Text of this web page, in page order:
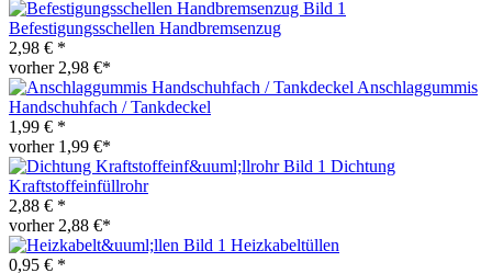
Befestigungsschellen Handbremsenzug
2,98 € *
vorher 2,98 €*
Anschlaggummis
Handschuhfach / Tankdeckel
1,99 € *
vorher 1,99 €*
Dichtung
Kraftstoffeinfüllrohr
2,88 € *
vorher 2,88 €*
Heizkabeltüllen
0,95 € *